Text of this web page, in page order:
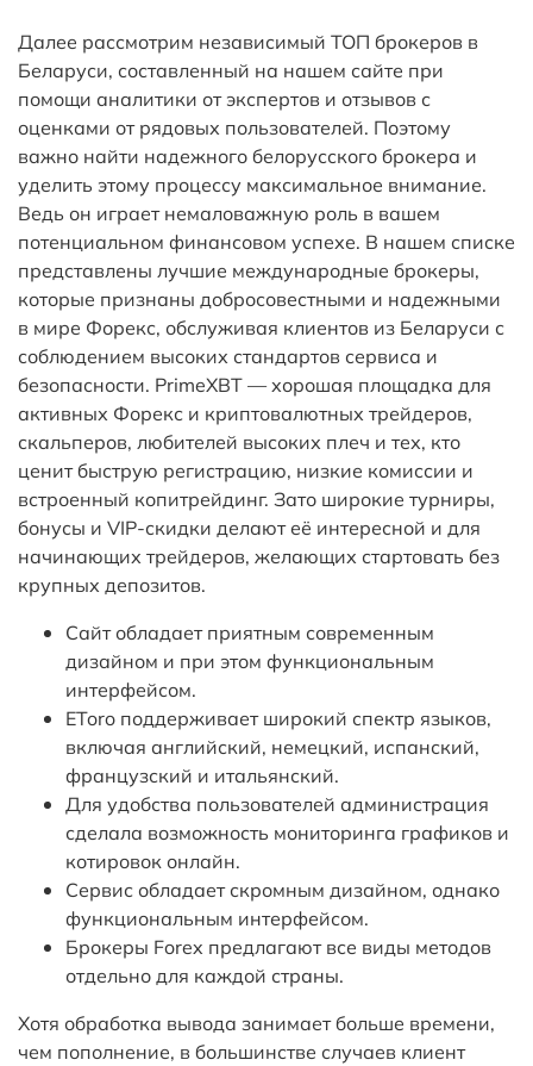
Далее рассмотрим независимый ТОП брокеров в
Беларуси, составленный на нашем сайте при
помощи аналитики от экспертов и отзывов с
оценками от рядовых пользователей. Поэтому
важно найти надежного белорусского брокера и
уделить этому процессу максимальное внимание.
Ведь он играет немаловажную роль в вашем
потенциальном финансовом успехе. В нашем списке
представлены лучшие международные брокеры,
которые признаны добросовестными и надежными
в мире Форекс, обслуживая клиентов из Беларуси с
соблюдением высоких стандартов сервиса и
безопасности. PrimeXBT — хорошая площадка для
активных Форекс и криптовалютных трейдеров,
скальперов, любителей высоких плеч и тех, кто
ценит быструю регистрацию, низкие комиссии и
встроенный копитрейдинг. Зато широкие турниры,
бонусы и VIP-скидки делают её интересной и для
начинающих трейдеров, желающих стартовать без
крупных депозитов.
Сайт обладает приятным современным
дизайном и при этом функциональным
интерфейсом.
EToro поддерживает широкий спектр языков,
включая английский, немецкий, испанский,
французский и итальянский.
Для удобства пользователей администрация
сделала возможность мониторинга графиков и
котировок онлайн.
Сервис обладает скромным дизайном, однако
функциональным интерфейсом.
Брокеры Forex предлагают все виды методов
отдельно для каждой страны.
Хотя обработка вывода занимает больше времени,
чем пополнение, в большинстве случаев клиент